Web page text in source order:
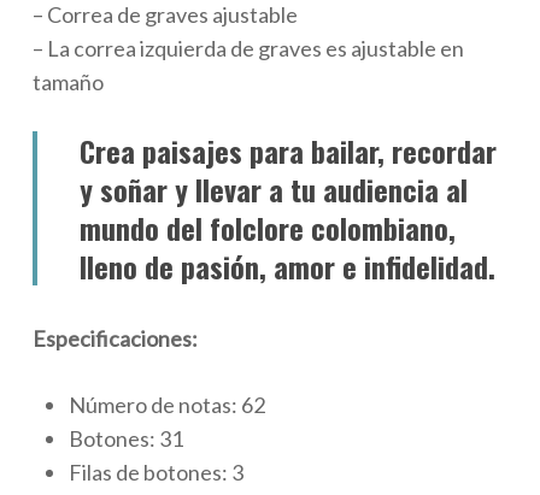
– Correa de graves ajustable
– La correa izquierda de graves es ajustable en
tamaño
Crea paisajes para bailar, recordar
y soñar y llevar a tu audiencia al
mundo del folclore colombiano,
lleno de pasión, amor e infidelidad.
Especificaciones:
Número de notas: 62
Botones: 31
Filas de botones: 3